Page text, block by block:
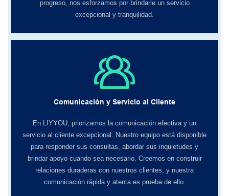
progreso, nos esforzamos por brindarle un servicio
excepcional y tranquilidad.
Comunicación y Servicio al Cliente
En LIYYOU, ​​priorizamos la comunicación efectiva y un
servicio al cliente excepcional. Nuestro equipo está disponible
para responder sus consultas, abordar sus inquietudes y
brindar apoyo cuando sea necesario. Creemos en construir
relaciones duraderas con nuestros clientes, y nuestra
comunicación rápida y atenta es prueba de ello.